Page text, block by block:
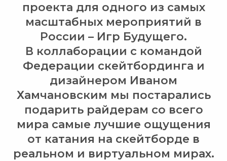
проекта для одного из самых
масштабных мероприятий в
России – Игр Будущего.
В коллаборации с командой
Федерации скейтбординга и
дизайнером Иваном
Хамчановским мы постарались
подарить райдерам со всего
мира самые лучшие ощущения
от катания на скейтборде в
реальном и виртуальном мирах.